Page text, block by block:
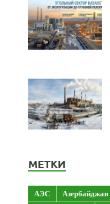
МЕТКИ
АЭС Азербайджан